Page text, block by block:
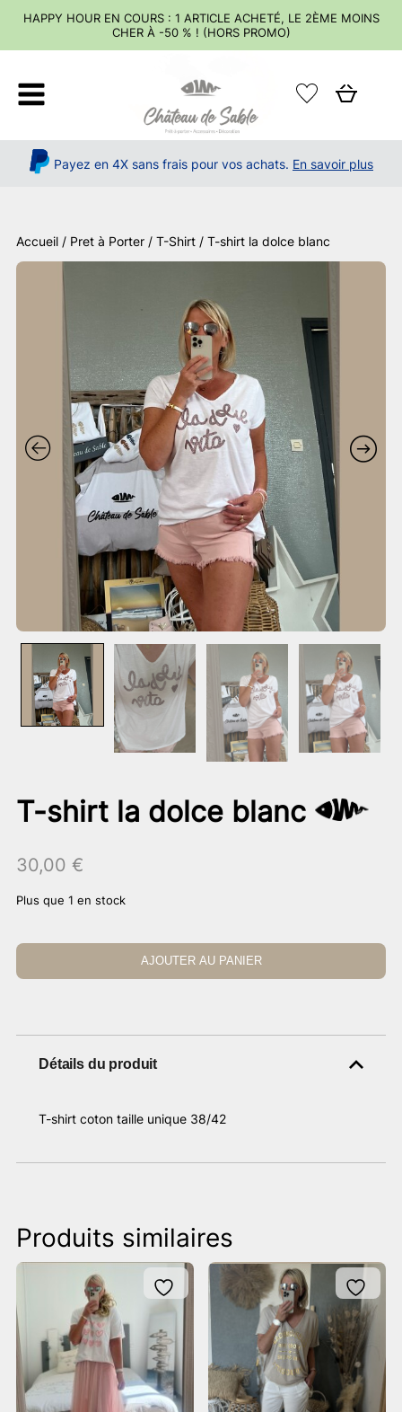
HAPPY HOUR EN COURS : 1 ARTICLE ACHETÉ, LE 2ÈME MOINS
CHER À -50 % ! (HORS PROMO)
Payez en 4X sans frais pour vos achats. En savoir plus
Accueil / Pret à Porter / T-Shirt / T-shirt la dolce blanc
T-shirt la dolce blanc
30,00 €
Plus que 1 en stock
AJOUTER AU PANIER
Détails du produit
T-shirt coton taille unique 38/42
Produits similaires